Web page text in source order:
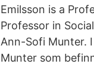
Emilsson is a
Professor in
Ann-Sofi Munter.
Munter som